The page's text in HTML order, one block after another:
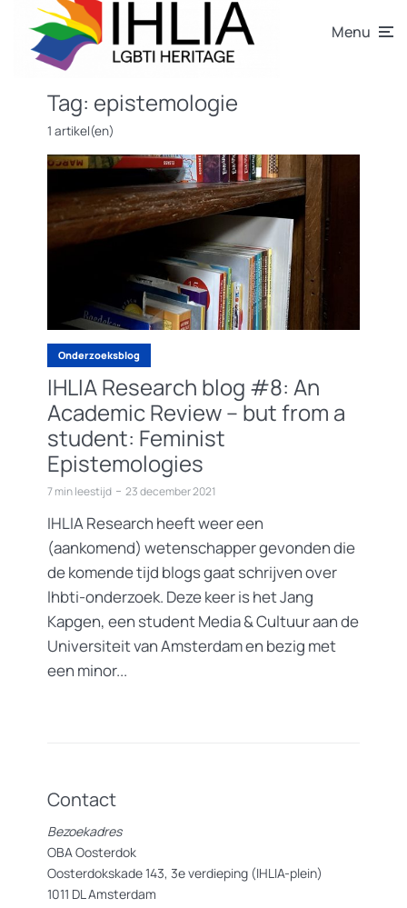
Menu
Tag: epistemologie
1 artikel(en)
Onderzoeksblog
IHLIA Research blog #8: An
Academic Review – but from a
student: Feminist
Epistemologies
7 min leestijd 23 december 2021
IHLIA Research heeft weer een
(aankomend) wetenschapper gevonden die
de komende tijd blogs gaat schrijven over
lhbti-onderzoek. Deze keer is het Jang
Kapgen, een student Media & Cultuur aan de
Universiteit van Amsterdam en bezig met
een minor...
Contact
Bezoekadres
OBA Oosterdok
Oosterdokskade 143, 3e verdieping (IHLIA-plein)
1011 DL Amsterdam